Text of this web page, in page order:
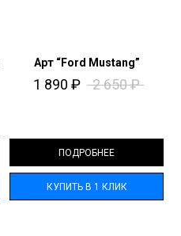
Арт “Ford Mustang”
1 890 ₽ 2 650₽
ПОДРОБНЕЕ
КУПИТЬ В 1 КЛИК